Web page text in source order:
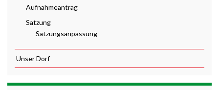
Aufnahmeantrag
Satzung
Satzungsanpassung
Unser Dorf